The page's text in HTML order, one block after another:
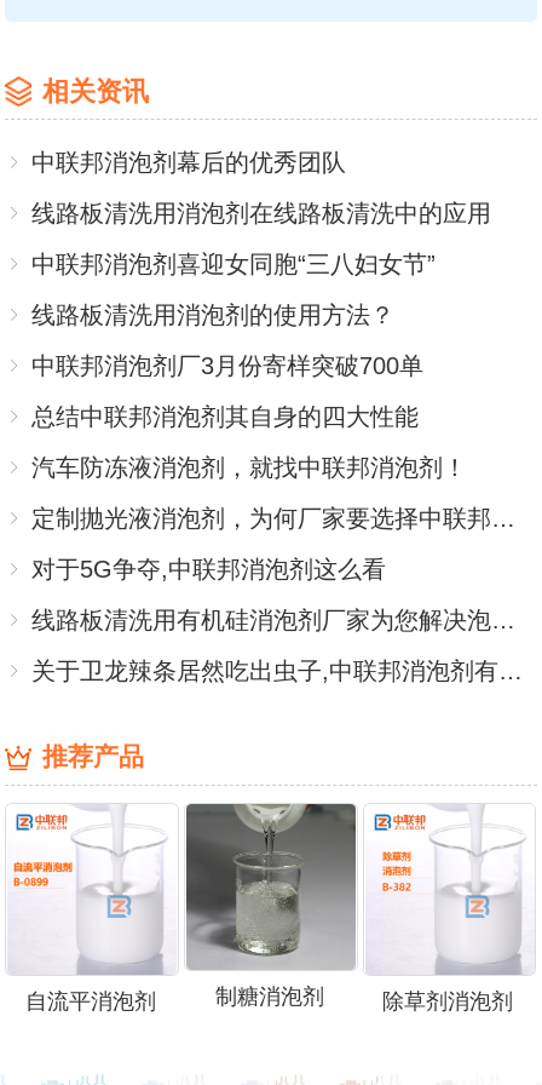
相关资讯
中联邦消泡剂幕后的优秀团队
线路板清洗用消泡剂在线路板清洗中的应用
中联邦消泡剂喜迎女同胞“三八妇女节”
线路板清洗用消泡剂的使用方法？
中联邦消泡剂厂3月份寄样突破700单
总结中联邦消泡剂其自身的四大性能
汽车防冻液消泡剂，就找中联邦消泡剂！
定制抛光液消泡剂，为何厂家要选择中联邦消泡剂？
对于5G争夺,中联邦消泡剂这么看
线路板清洗用有机硅消泡剂厂家为您解决泡沫难题
关于卫龙辣条居然吃出虫子,中联邦消泡剂有话想说
推荐产品
自流平消泡剂 制糖消泡剂 除草剂消泡剂